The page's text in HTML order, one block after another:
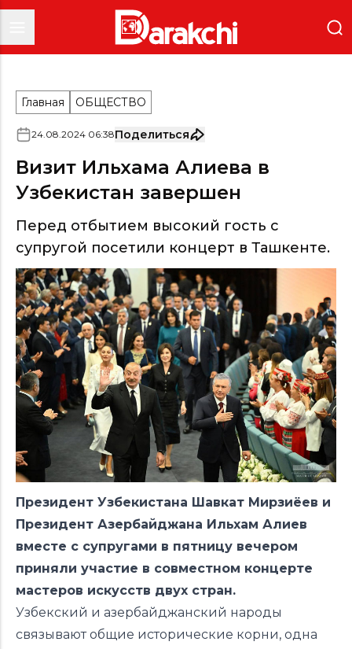
Главная ОБЩЕСТВО
24.08.2024 06:38Поделиться
Визит Ильхама Алиева в
Узбекистан завершен
Перед отбытием высокий гость с
супругой посетили концерт в Ташкенте.
Президент Узбекистана Шавкат Мирзиёев и
Президент Азербайджана Ильхам Алиев
вместе с супругами в пятницу вечером
приняли участие в совместном концерте
мастеров искусств двух стран.
Узбекский и азербайджанский народы
связывают общие исторические корни, одна